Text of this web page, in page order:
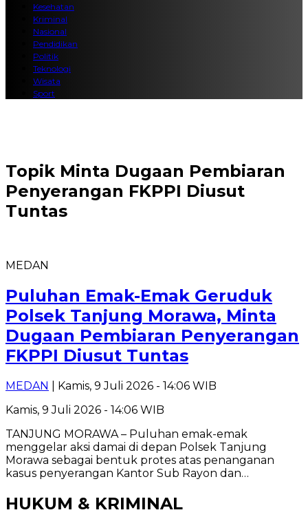
Kesehatan
Kriminal
Nasional
Pendidikan
Politik
Teknologi
Wisata
Sport
Topik Minta Dugaan Pembiaran
Penyerangan FKPPI Diusut
Tuntas
MEDAN
Puluhan Emak-Emak Geruduk
Polsek Tanjung Morawa, Minta
Dugaan Pembiaran Penyerangan
FKPPI Diusut Tuntas
MEDAN
| Kamis, 9 Juli 2026 - 14:06 WIB
Kamis, 9 Juli 2026 - 14:06 WIB
TANJUNG MORAWA – Puluhan emak-emak
menggelar aksi damai di depan Polsek Tanjung
Morawa sebagai bentuk protes atas penanganan
kasus penyerangan Kantor Sub Rayon dan…
HUKUM & KRIMINAL